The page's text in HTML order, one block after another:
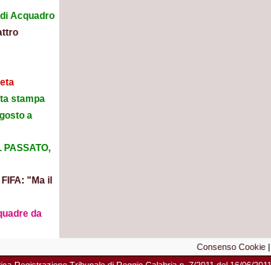
Acquadro
stampa
a
PASSATO,
"Ma il
da
Consenso Cookie |